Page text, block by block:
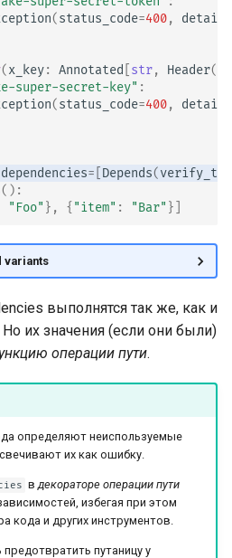
(status_code=400, detail
(x_key: Annotated str, Header
super-secret-key" :
(status_code=400, detail
dependencies= Depends(
():
"Foo" }, { "item" : "Bar" }]
variants
выполнятся так же, как и
их значения (если они были)
операции пути.
определяют неиспользуемые
их как ошибку.
вдекораторе операции пути
избегая при этом
кода и других инструментов.
путаницу у